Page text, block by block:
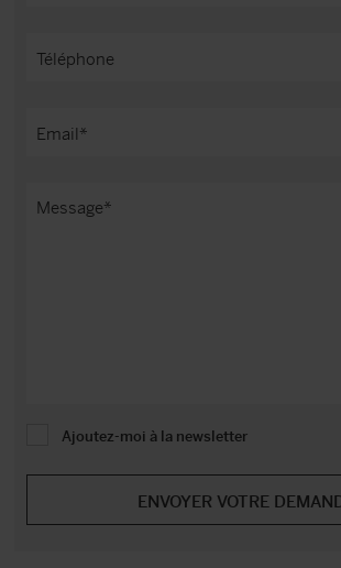
Ajoutez-moi à la newsletter